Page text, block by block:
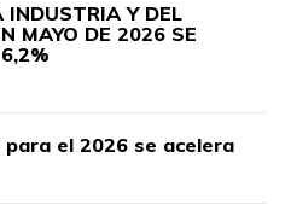
INDUSTRIA Y DEL
MAYO DE 2026 SE
el 2026 se acelera